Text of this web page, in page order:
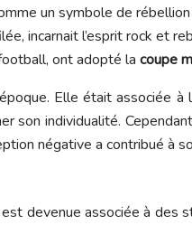
un symbole de
incarnait l’esprit rock et
ont adopté la coupe
Elle était associée à
son individualité.
négative a contribué à
est devenue associée à des